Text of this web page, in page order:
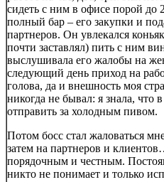
сидеть с ним в офисе порой до
полный бар – его закупки и
партнеров. Он увлекался
почти заставлял) пить с ним
выслушивала его жалобы на
следующий день приход на
голова, да и внешность моя
никогда не бывал: я знала,
отправить за холодным пивом.
Потом босс стал жаловаться
затем на партнеров и
порядочным и честным.
никто не понимает и только